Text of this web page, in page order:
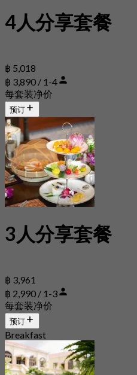
4人分享套餐
฿ 5,018
฿ 3,890 / 1-4
每套装净价
预订
3人分享套餐
฿ 3,961
฿ 2,990 / 1-3
每套装净价
预订
Breakfast